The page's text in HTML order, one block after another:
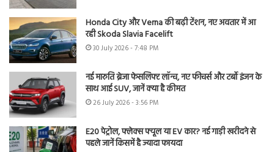
Honda City और Verna की बढ़ी टेंशन, नए अवतार में आ
रही Skoda Slavia Facelift
30 July 2026 - 7:48 PM
नई मारुति ब्रेजा फेसलिफ्ट लॉन्च, नए फीचर्स और टर्बो इंजन के
साथ आई SUV, जानें क्या है कीमत
26 July 2026 - 3:56 PM
E20 पेट्रोल, फ्लेक्स फ्यूल या EV कार? नई गाड़ी खरीदने से
पहले जानें किसमें है ज्यादा फायदा